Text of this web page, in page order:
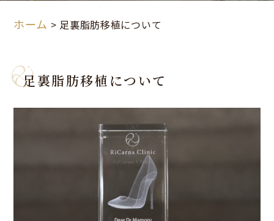
ホーム > 足裏脂肪移植について
足裏脂肪移植について